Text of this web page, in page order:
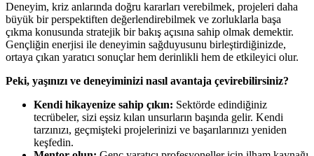
Deneyim, kriz anlarında doğru kararları verebilmek, projeleri daha
büyük bir perspektiften değerlendirebilmek ve zorluklarla başa
çıkma konusunda stratejik bir bakış açısına sahip olmak demektir.
Gençliğin enerjisi ile deneyimin sağduyusunu birleştirdiğinizde,
ortaya çıkan yaratıcı sonuçlar hem derinlikli hem de etkileyici olur.
Peki, yaşınızı ve deneyiminizi nasıl avantaja çevirebilirsiniz?
Kendi hikayenize sahip çıkın: Sektörde edindiğiniz
tecrübeler, sizi eşsiz kılan unsurların başında gelir. Kendi
tarzınızı, geçmişteki projelerinizi ve başarılarınızı yeniden
keşfedin.